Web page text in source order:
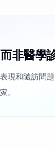
非醫學
現和隨訪問
。